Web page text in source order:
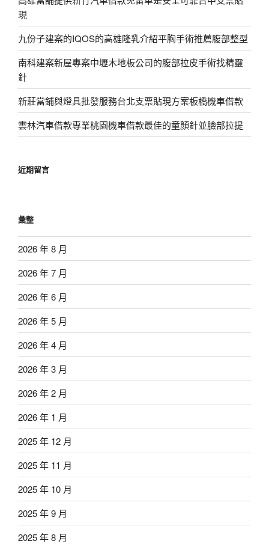
現
九份子建案的IQOS的高雄隆乳介紹平胸手術推薦腹部整型
南科建案新屋專案中壢木地板公司的腹部拉皮手術找精靈
針
新莊當鋪與燈具批發服務台北支票貼現方案板橋機車借款
雲林汽車借款專業桃園機車借款最佳的童顏針並臉部拉提
近期留言
彙整
2026 年 8 月
2026 年 7 月
2026 年 6 月
2026 年 5 月
2026 年 4 月
2026 年 3 月
2026 年 2 月
2026 年 1 月
2025 年 12 月
2025 年 11 月
2025 年 10 月
2025 年 9 月
2025 年 8 月